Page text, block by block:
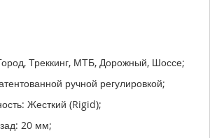
Треккинг, МТБ, Дорожный, Шоссе;
ручной регулировкой;
Жесткий (Rigid);
20 мм;